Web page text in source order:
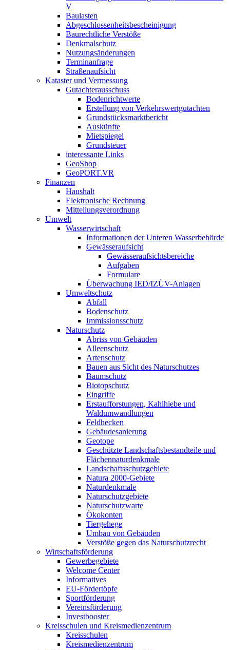
V
Baulasten
Abgeschlossenheits­bescheinigung
Baurechtliche Verstöße
Denkmalschutz
Nutzungsänderungen
Terminanfrage
Straßenaufsicht
Kataster und Vermessung
Gutachterausschuss
Bodenrichtwerte
Erstellung von Verkehrswertgutachten
Grundstücksmarktbericht
Auskünfte
Mietspiegel
Grundsteuer
interessante Links
GeoShop
GeoPORT.VR
Finanzen
Haushalt
Elektronische Rechnung
Mitteilungsverordnung
Umwelt
Wasserwirtschaft
Informationen der Unteren Wasserbehörde
Gewässeraufsicht
Gewässeraufsichtsbereiche
Aufgaben
Formulare
Überwachung IED/IZÜV-Anlagen
Umweltschutz
Abfall
Bodenschutz
Immissionsschutz
Naturschutz
Abriss von Gebäuden
Alleenschutz
Artenschutz
Bauen aus Sicht des Naturschutzes
Baumschutz
Biotopschutz
Eingriffe
Erstaufforstungen, Kahlhiebe und
Waldumwandlungen
Feldhecken
Gebäudesanierung
Geotope
Geschützte Landschaftsbestandteile und
Flächennaturdenkmale
Landschaftsschutzgebiete
Natura 2000-Gebiete
Naturdenkmale
Naturschutzgebiete
Naturschutzwarte
Ökokonten
Tiergehege
Umbau von Gebäuden
Verstöße gegen das Naturschutzrecht
Wirtschaftsförderung
Gewerbegebiete
Welcome Center
Informatives
EU-Fördertöpfe
Sportförderung
Vereinsförderung
Investbooster
Kreisschulen und Kreismedienzentrum
Kreisschulen
Kreismedienzentrum